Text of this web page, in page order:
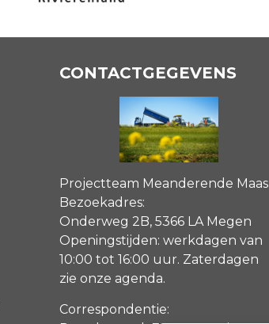
CONTACTGEGEVENS
Projectteam Meanderende Maas
Bezoekadres:
Onderweg 2B, 5366 LA Megen
Openingstijden: werkdagen van
10:00 tot 16:00 uur. Zaterdagen
zie onze agenda.
Correspondentie: